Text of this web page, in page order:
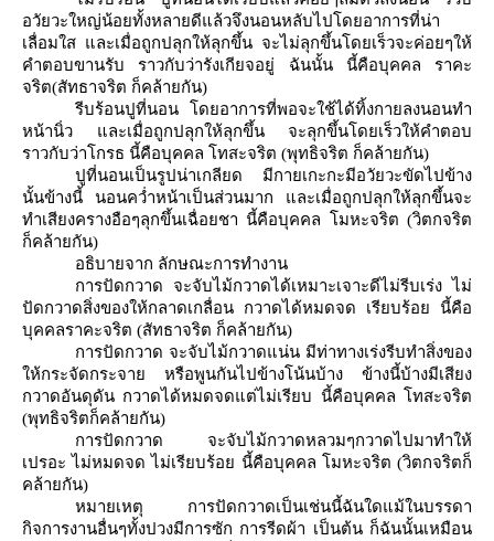
อวัยวะใหญ่น้อยทั้งหลายดีแล้วจึงนอนหลับไปโดยอาการที่น่า
เลื่อมใส และเมื่อถูกปลุกให้ลุกขึ้น จะไม่ลุกขึ้นโดยเร็วจะค่อยๆให้
คำตอบขานรับ ราวกับว่ารังเกียจอยู่ ฉันนั้น นี้คือบุคคล ราคะ
จริต(สัทธาจริต ก็คล้ายกัน)
รีบร้อนปูที่นอน โดยอาการที่พอจะใช้ได้ทิ้งกายลงนอนทำ
หน้านิ่ว และเมื่อถูกปลุกให้ลุกขึ้น จะลุกขึ้นโดยเร็วให้คำตอบ
ราวกับว่าโกรธ นี้คือบุคคล โทสะจริต (พุทธิจริต ก็คล้ายกัน)
ปูที่นอนเป็นรูปน่าเกลียด มีกายเกะกะมีอวัยวะขัดไปข้าง
นั้นข้างนี้ นอนคว่ำหน้าเป็นส่วนมาก และเมื่อถูกปลุกให้ลุกขึ้นจะ
ทำเสียงครางอือๆลุกขึ้นเฉื่อยชา นี้คือบุคคล โมหะจริต (วิตกจริต
ก็คล้ายกัน)
อธิบายจาก ลักษณะการทำงาน
การปัดกวาด จะจับไม้กวาดได้เหมาะเจาะดีไม่รีบเร่ง ไม่
ปัดกวาดสิ่งของให้กลาดเกลื่อน กวาดได้หมดจด เรียบร้อย นี้คือ
บุคคลราคะจริต (สัทธาจริต ก็คล้ายกัน)
การปัดกวาด จะจับไม้กวาดแน่น มีท่าทางเร่งรีบทำสิ่งของ
ห้กระจัดกระจาย หรือพูนกันไปข้างโน้นบ้าง ข้างนี้บ้างมีเสียง
กวาดอันดุดัน กวาดได้หมดจดแต่ไม่เรียบ นี้คือบุคคล โทสะจริต
(พุทธิจริตก็คล้ายกัน)
การปัดกวาด จะจับไม้กวาดหลวมๆกวาดไปมาทำให้
เปรอะ ไม่หมดจด ไม่เรียบร้อย นี้คือบุคคล โมหะจริต (วิตกจริตก็
คล้ายกัน)
หมายเหตุ การปัดกวาดเป็นเช่นนี้ฉันใดแม้ในบรรดา
กิจการงานอื่นๆทั้งปวงมีการซัก การรีดผ้า เป็นต้น ก็ฉันนั้นเหมือน